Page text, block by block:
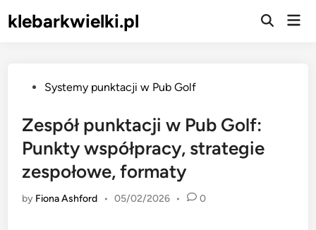
toklebarkwielki.pl
Open
PostedSystemy punktacji w Pub Golf
Zespół punktacji w Pub Golf:
Punkty współpracy, strategie
zespołowe, formaty
by Fiona Ashford • 05/02/2026 • 0